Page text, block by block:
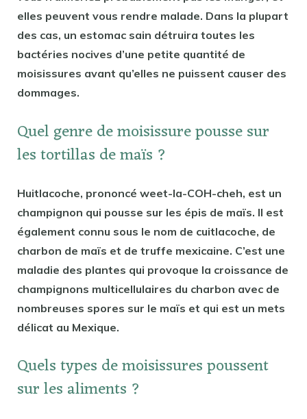
elles peuvent vous rendre malade. Dans la plupart
des cas, un estomac sain détruira toutes les
bactéries nocives d’une petite quantité de
moisissures avant qu’elles ne puissent causer des
dommages.
Quel genre de moisissure pousse sur
les tortillas de maïs ?
Huitlacoche, prononcé weet-la-COH-cheh, est un
champignon qui pousse sur les épis de maïs. Il est
également connu sous le nom de cuitlacoche, de
charbon de maïs et de truffe mexicaine. C’est une
maladie des plantes qui provoque la croissance de
champignons multicellulaires du charbon avec de
nombreuses spores sur le maïs et qui est un mets
délicat au Mexique.
Quels types de moisissures poussent
sur les aliments ?